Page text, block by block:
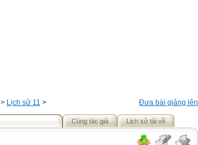
Đưa bài giảng lên
> Lịch sử 11 >
Cùng tác giả Lịch sử tải về